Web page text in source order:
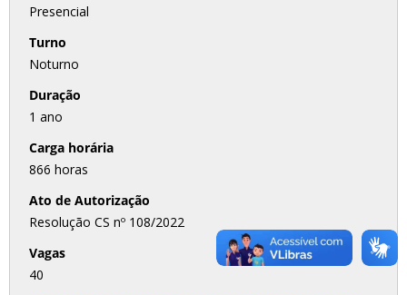
Presencial
Turno
Noturno
Duração
1 ano
Carga horária
866 horas
Ato de Autorização
Resolução CS nº 108/2022
Vagas
40